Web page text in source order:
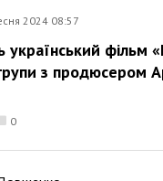
2024 08:57
український фільм
з продюсером
0